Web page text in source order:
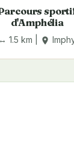
d'Amphélia
↔ 1.5 km | place